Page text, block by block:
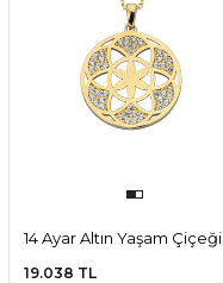
14 Ayar Altın Yaşam Çiçeği
19.038 TL